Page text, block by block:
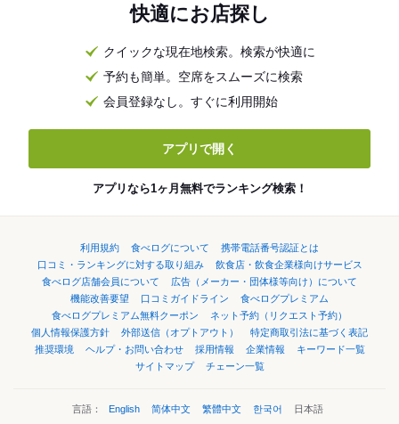
快適にお店探し
クイックな現在地検索。検索が快適に
予約も簡単。空席をスムーズに検索
会員登録なし。すぐに利用開始
アプリで開く
アプリなら1ヶ月無料でランキング検索！
利用規約 食べログについて
携帯電話番号認証とは
口コミ・ランキングに対する取り組み
飲食店・飲食企業様向けサービス
食べログ店舗会員について
広告（メーカー・団体様等向け）について
機能改善要望
口コミガイドライン
食べログプレミアム
食べログプレミアム無料クーポン
ネット予約（リクエスト予約）
個人情報保護方針
外部送信（オプトアウト）
特定商取引法に基づく表記
推奨環境
ヘルプ・お問い合わせ 採用情報 企業情報
キーワード一覧
サイトマップ
チェーン一覧
言語： English 简体中文 繁體中文 한국어 日本語